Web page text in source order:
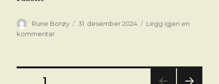
Forfatter
Rune Borøy Publisert
31. desember 2024
Legg igjen en
kommentartil
Sidepaginering
SIDE1